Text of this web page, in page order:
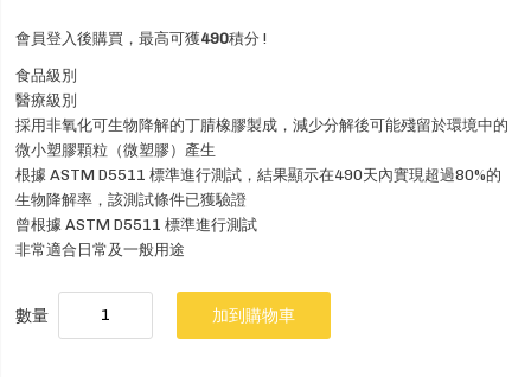
會員登入後購買，最高可獲490積分 !
食品級別
醫療級別
採用非氧化可生物降解的丁腈橡膠製成，減少分解後可能殘留於環境中的
微小塑膠顆粒（微塑膠）產生
根據 ASTM D5511 標準進行測試，結果顯示在490天內實現超過80%的
生物降解率，該測試條件已獲驗證
曾根據 ASTM D5511 標準進行測試
非常適合日常及一般用途
數量 加到購物車